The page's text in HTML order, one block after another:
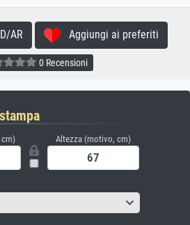
AR Aggiungi ai preferiti
0 Recensioni
cm) Altezza (motivo, cm)